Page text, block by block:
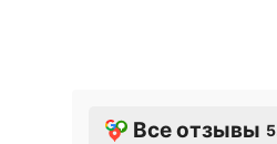
Все отзывы